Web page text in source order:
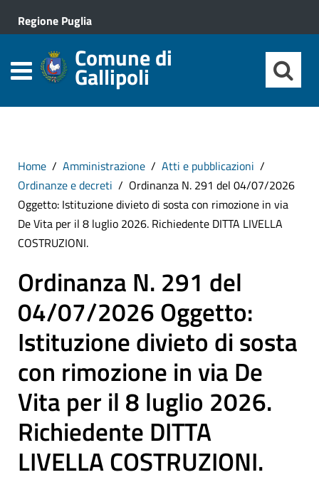
Regione Puglia
Comune di
Gallipoli
Home Amministrazione
Atti e pubblicazioni
Ordinanze e decreti
Ordinanza N. 291 del 04/07/2026
Oggetto: Istituzione divieto di sosta con rimozione in via
De Vita per il 8 luglio 2026. Richiedente DITTA LIVELLA
COSTRUZIONI.
Ordinanza N. 291 del
04/07/2026 Oggetto:
Istituzione divieto di sosta
con rimozione in via De
Vita per il 8 luglio 2026.
Richiedente DITTA
LIVELLA COSTRUZIONI.